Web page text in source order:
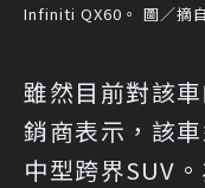
Infiniti QX60。 圖／摘
雖然目前對該
銷商表示，該
中型跨界SUV